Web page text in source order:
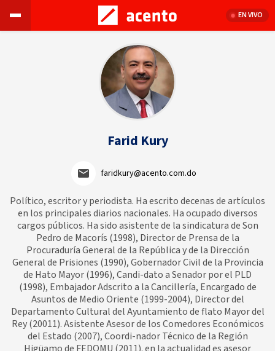
EN VIVO
Farid Kury
faridkury@acento.com.do
Político, escritor y periodista. Ha escrito decenas de artículos
en los principales diarios nacionales. Ha ocupado diversos
cargos públicos. Ha sido asistente de la sindicatura de Son
Pedro de Macorís (1998), Director de Prensa de la
Procuraduría General de la República y de la Dirección
General de Prisiones (1990), Gobernador Civil de la Provincia
de Hato Mayor (1996), Candi-dato a Senador por el PLD
(1998), Embajador Adscrito a la Cancillería, Encargado de
Asuntos de Medio Oriente (1999-2004), Director del
Departamento Cultural del Ayuntamiento de flato Mayor del
Rey (20011). Asistente Asesor de los Comedores Económicos
del Estado (2007), Coordi-nador Técnico de la Región